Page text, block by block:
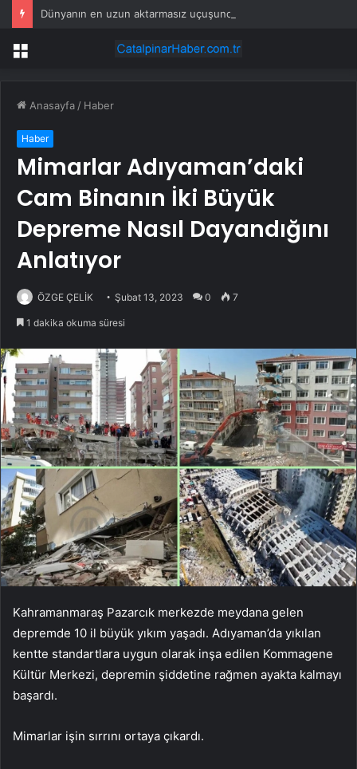
Menü
Anasayfa / Haber
Haber
Mimarlar Adıyaman’daki
Cam Binanın İki Büyük
Depreme Nasıl Dayandığını
Anlatıyor
ÖZGE ÇELİK Şubat 13, 2023 0 7
1 dakika okuma süresi
Kahramanmaraş Pazarcık merkezde meydana gelen
depremde 10 il büyük yıkım yaşadı. Adıyaman’da yıkılan
kentte standartlara uygun olarak inşa edilen Kommagene
Kültür Merkezi, depremin şiddetine rağmen ayakta kalmayı
başardı.
Mimarlar işin sırrını ortaya çıkardı.